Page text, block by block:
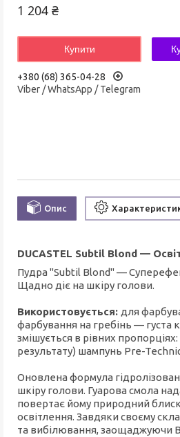
1 204 ₴
Купити
+380 (68) 365-04-28
Viber / WhatsApp / Telegram
Опис
DUCASTEL Subtil Blond —
Пудра "Subtil Blond" —
Щадно діє на шкіру голови.
Використовується: для
фарбування на гребінь — густа
змішується в рівних
результату) шампунь Pre-
Оновлена формула
шкіру голови. Гуарова смола
повертає йому природний блиск
освітлення. Завдяки своєму
та вибілювання, заощаджуючи